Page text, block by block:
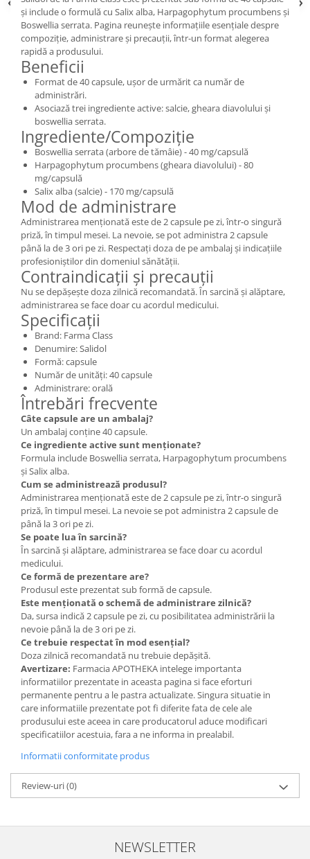
și include o formulă cu Salix alba, Harpagophytum procumbens și
Boswellia serrata. Pagina reunește informațiile esențiale despre
compoziție, administrare și precauții, într-un format alegerea
rapidă a produsului.
Beneficii
Format de 40 capsule, ușor de urmărit ca număr de
administrări.
Asociază trei ingrediente active: salcie, gheara diavolului și
boswellia serrata.
Ingrediente/Compoziție
Boswellia serrata (arbore de tămâie) - 40 mg/capsulă
Harpagophytum procumbens (gheara diavolului) - 80
mg/capsulă
Salix alba (salcie) - 170 mg/capsulă
Mod de administrare
Administrarea menționată este de 2 capsule pe zi, într-o singură
priză, în timpul mesei. La nevoie, se pot administra 2 capsule
până la de 3 ori pe zi. Respectați doza de pe ambalaj și indicațiile
profesioniștilor din domeniul sănătății.
Contraindicații și precauții
Nu se depășește doza zilnică recomandată. În sarcină și alăptare,
administrarea se face doar cu acordul medicului.
Specificații
Brand: Farma Class
Denumire: Salidol
Formă: capsule
Număr de unități: 40 capsule
Administrare: orală
Întrebări frecvente
Câte capsule are un ambalaj?
Un ambalaj conține 40 capsule.
Ce ingrediente active sunt menționate?
Formula include Boswellia serrata, Harpagophytum procumbens
și Salix alba.
Cum se administrează produsul?
Administrarea menționată este de 2 capsule pe zi, într-o singură
priză, în timpul mesei. La nevoie se pot administra 2 capsule de
până la 3 ori pe zi.
Se poate lua în sarcină?
În sarcină și alăptare, administrarea se face doar cu acordul
medicului.
Ce formă de prezentare are?
Produsul este prezentat sub formă de capsule.
Este menționată o schemă de administrare zilnică?
Da, sursa indică 2 capsule pe zi, cu posibilitatea administrării la
nevoie până la de 3 ori pe zi.
Ce trebuie respectat în mod esențial?
Doza zilnică recomandată nu trebuie depășită.
Avertizare: Farmacia APOTHEKA intelege importanta
informatiilor prezentate in aceasta pagina si face eforturi
permanente pentru a le pastra actualizate. Singura situatie in
care informatiile prezentate pot fi diferite fata de cele ale
produsului este aceea in care producatorul aduce modificari
specificatiilor acestuia, fara a ne informa in prealabil.
Informatii conformitate produs
Review-uri(0)
NEWSLETTER